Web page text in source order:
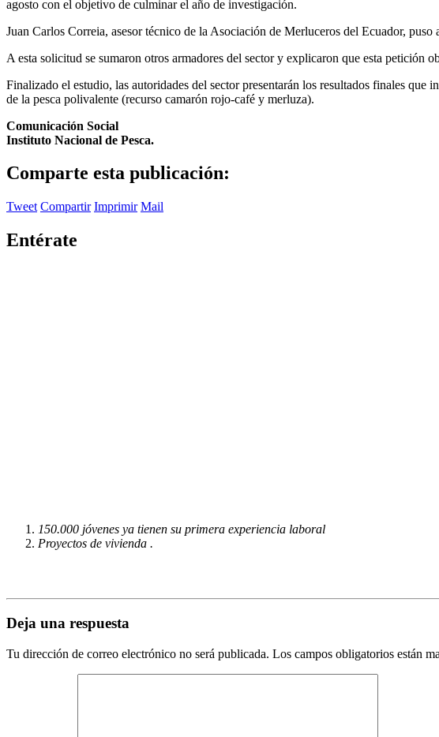
agosto con el objetivo de culminar el año de investigación.
Juan Carlos Correia, asesor técnico de la Asociación de Merluceros del Ecuador,
A esta solicitud se sumaron otros armadores del sector y explicaron que esta petición
Finalizado el estudio, las autoridades del sector presentarán los resultados finales que
de la pesca polivalente (recurso camarón rojo-café y merluza).
Comunicación Social
Instituto Nacional de Pesca.
Comparte esta publicación:
Tweet Compartir Imprimir Mail
Entérate
150.000 jóvenes ya tienen su primera experiencia laboral
Proyectos de vivienda .
Deja una respuesta
Tu dirección de correo electrónico no será publicada. Los campos obligatorios están